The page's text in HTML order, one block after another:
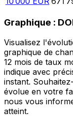
Graphique :
Visualisez
graphique de
12 mois de taux
indique avec
instant.
évolue en votre
nous vous
atteint.